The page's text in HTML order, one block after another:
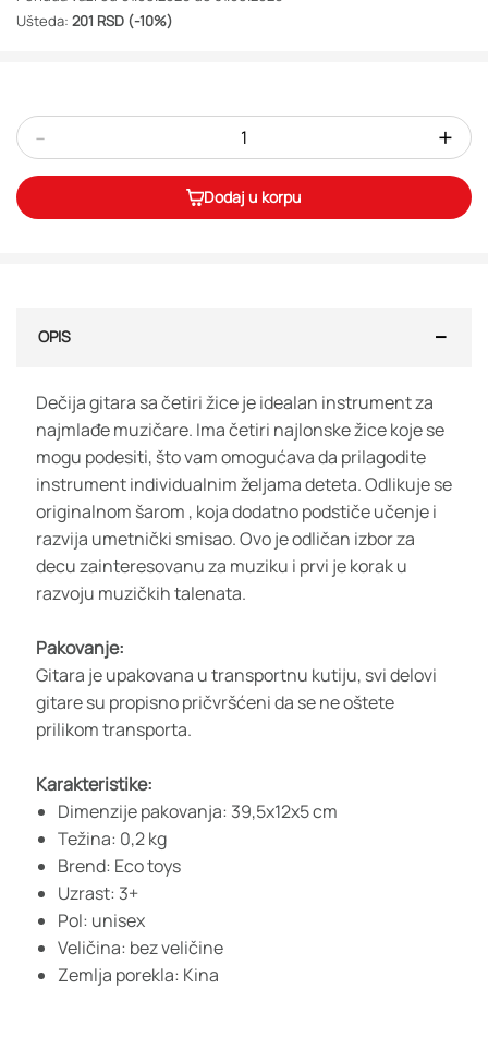
Ušteda: 201 RSD (-10%)
- +
Dodaj u korpu
OPIS
Dečija gitara sa četiri žice je idealan instrument za
najmlađe muzičare. Ima četiri najlonske žice koje se
mogu podesiti, što vam omogućava da prilagodite
instrument individualnim željama deteta. Odlikuje se
originalnom šarom , koja dodatno podstiče učenje i
razvija umetnički smisao. Ovo je odličan izbor za
decu zainteresovanu za muziku i prvi je korak u
razvoju muzičkih talenata.
Pakovanje:
Gitara je upakovana u transportnu kutiju, svi delovi
gitare su propisno pričvršćeni da se ne oštete
prilikom transporta.
Karakteristike:
Dimenzije pakovanja: 39,5x12x5 cm
Težina: 0,2 kg
Brend: Eco toys
Uzrast: 3+
Pol: unisex
Veličina: bez veličine
Zemlja porekla: Kina